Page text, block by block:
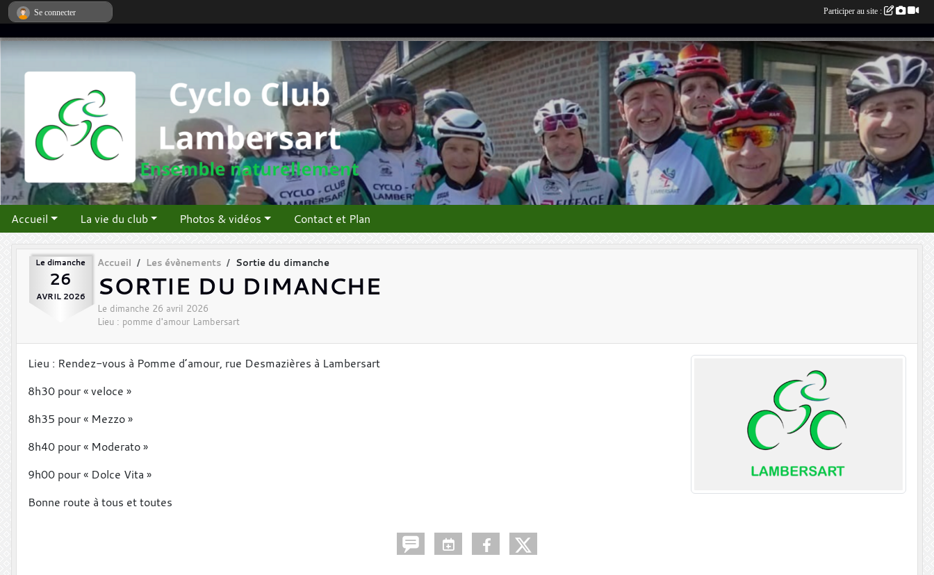
Accueil La vie du club Photos & vidéos Contact et Plan
Le dimanche
26
AVRIL 2026
Accueil Les évènements Sortie du dimanche
SORTIE DU DIMANCHE
Le dimanche 26 avril 2026
Lieu : pomme d'amour Lambersart
Lieu : Rendez-vous à Pomme d’amour, rue Desmazières à Lambersart
8h30 pour « veloce »
8h35 pour « Mezzo »
8h40 pour « Moderato »
9h00 pour « Dolce Vita »
Bonne route à tous et toutes
Se connecter Participer au site :
Panneau de gestion des cookies